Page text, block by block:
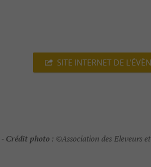
SITE INTERNET DE
-Crédit photo : ©Association des Eleveurs